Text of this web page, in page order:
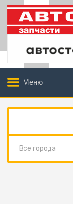
Меню
Все города